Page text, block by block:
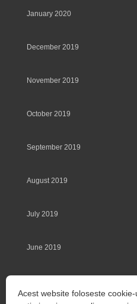
Acest website foloseste
January 2020
December 2019
November 2019
October 2019
September 2019
August 2019
July 2019
June 2019